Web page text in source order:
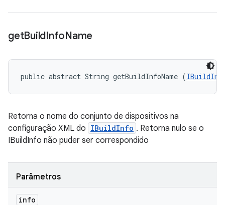
getBuildInfoName
public abstract String getBuildInfoName (
Retorna o nome do conjunto de dispositivos na
configuração XML do IBuildInfo . Retorna nulo se o
IBuildInfo não puder ser correspondido
Parâmetros
info